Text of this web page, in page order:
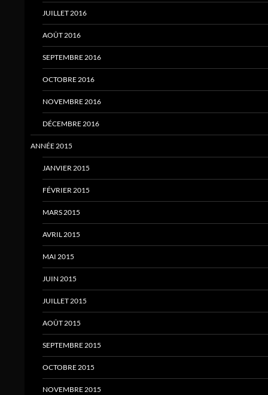
JUILLET 2016
AOÛT 2016
SEPTEMBRE 2016
OCTOBRE 2016
NOVEMBRE 2016
DÉCEMBRE 2016
ANNÉE 2015
JANVIER 2015
FÉVRIER 2015
MARS 2015
AVRIL 2015
MAI 2015
JUIN 2015
JUILLET 2015
AOÛT 2015
SEPTEMBRE 2015
OCTOBRE 2015
NOVEMBRE 2015